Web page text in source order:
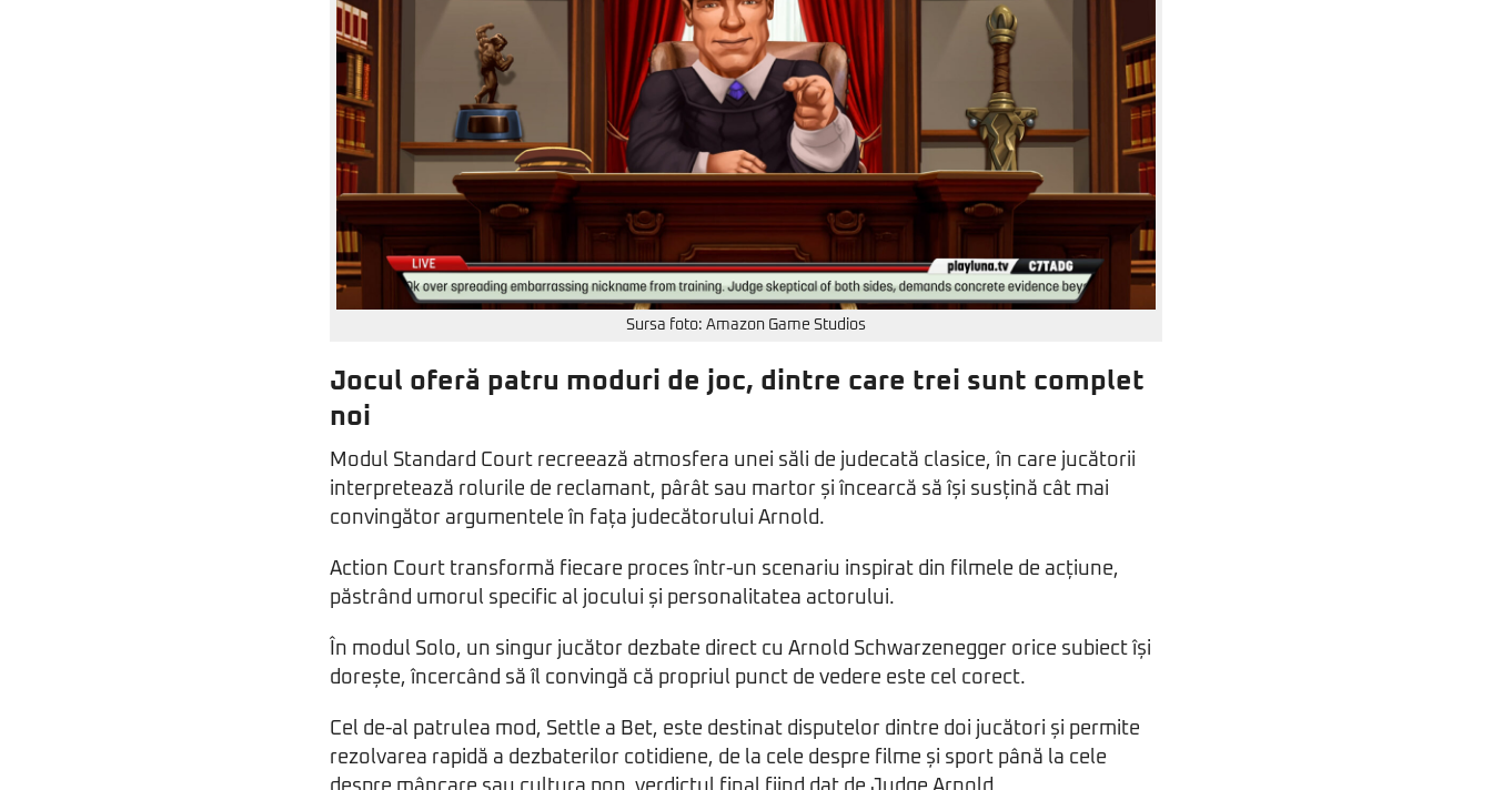
Sursa foto: Amazon Game Studios
Jocul oferă patru moduri de joc, dintre care trei sunt complet
noi
Modul Standard Court recreează atmosfera unei săli de judecată clasice, în care jucătorii
interpretează rolurile de reclamant, pârât sau martor și încearcă să își susțină cât mai
convingător argumentele în fața judecătorului Arnold.
Action Court transformă fiecare proces într-un scenariu inspirat din filmele de acțiune,
păstrând umorul specific al jocului și personalitatea actorului.
În modul Solo, un singur jucător dezbate direct cu Arnold Schwarzenegger orice subiect își
dorește, încercând să îl convingă că propriul punct de vedere este cel corect.
Cel de-al patrulea mod, Settle a Bet, este destinat disputelor dintre doi jucători și permite
rezolvarea rapidă a dezbaterilor cotidiene, de la cele despre filme și sport până la cele